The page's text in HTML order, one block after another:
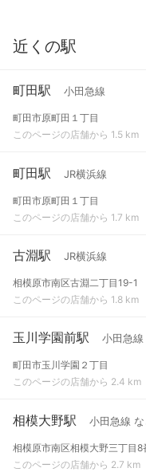
近くの駅
町田駅 小田急線
町田市原町田１丁目
このページの店舗から 1.5 km
町田駅 JR横浜線
町田市原町田１丁目
このページの店舗から 1.7 km
古淵駅 JR横浜線
相模原市南区古淵二丁目19-1
このページの店舗から 1.8 km
玉川学園前駅 小田急線
町田市玉川学園２丁目
このページの店舗から 2.4 km
相模大野駅 小田急線
相模原市南区相模大野三丁目8
このページの店舗から 2.7 km